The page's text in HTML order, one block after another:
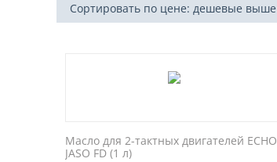
Сортировать по цене: дешевые выше
Масло для 2-тактных двигателей ECHO
JASO FD (1 л)